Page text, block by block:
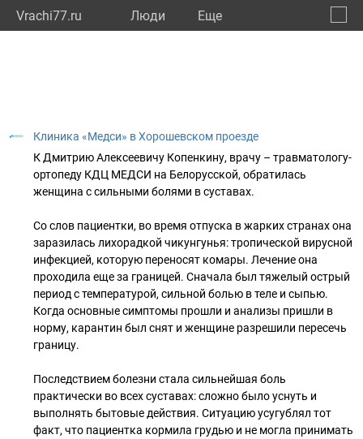
Vrachi77.ru Люди Eще
Клиника «Медси» в Хорошевском проезде
К Дмитрию Алексеевичу Копенкину, врачу – травматологу-
ортопеду КДЦ МЕДСИ на Белорусской, обратилась
женщина с сильными болями в суставах.
Со слов пациентки, во время отпуска в жарких странах она
заразилась лихорадкой чикунгунья: тропической вирусной
инфекцией, которую переносят комары. Лечение она
проходила еще за границей. Сначала был тяжелый острый
период с температурой, сильной болью в теле и сыпью.
Когда основные симптомы прошли и анализы пришли в
норму, карантин был снят и женщине разрешили пересечь
границу.
Последствием болезни стала сильнейшая боль
практически во всех суставах: сложно было уснуть и
выполнять бытовые действия. Ситуацию усугублял тот
факт, что пациентка кормила грудью и не могла принимать